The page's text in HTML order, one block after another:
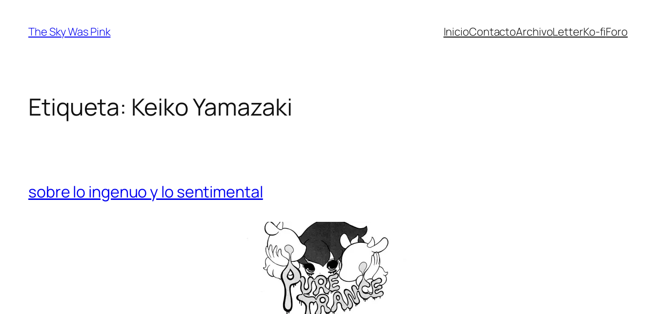
contenido
The Sky Was Pink InicioContactoArchivoLetterKo-fiForo
Etiqueta: Keiko Yamazaki
sobre lo ingenuo y lo sentimental